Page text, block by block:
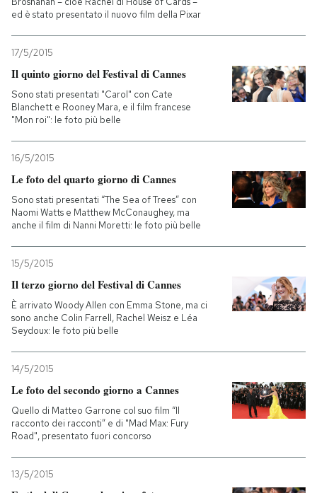
ed è stato presentato il nuovo film della Pixar
17/5/2015
Il quinto giorno del Festival di Cannes
Sono stati presentati "Carol" con Cate
Blanchett e Rooney Mara, e il film francese
"Mon roi": le foto più belle
16/5/2015
Le foto del quarto giorno di Cannes
Sono stati presentati “The Sea of Trees” con
Naomi Watts e Matthew McConaughey, ma
anche il film di Nanni Moretti: le foto più belle
15/5/2015
Il terzo giorno del Festival di Cannes
È arrivato Woody Allen con Emma Stone, ma ci
sono anche Colin Farrell, Rachel Weisz e Léa
Seydoux: le foto più belle
14/5/2015
Le foto del secondo giorno a Cannes
Quello di Matteo Garrone col suo film “Il
racconto dei racconti” e di "Mad Max: Fury
Road", presentato fuori concorso
13/5/2015